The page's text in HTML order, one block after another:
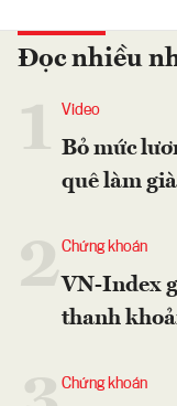
Đọc nhiều
Video
Bỏ mức
quê làm
2Chứng khoán
VN-Index
thanh
Chứng khoán